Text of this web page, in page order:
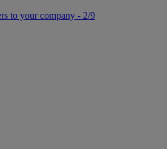
to your company - 2/9